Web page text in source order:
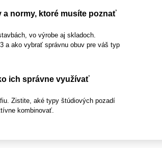
normy, ktoré musíte poznať
vo výrobe aj skladoch.
a ako vybrať správnu obuv pre váš typ
ich správne využívať
Zistite, aké typy štúdiových pozadí
kombinovať.